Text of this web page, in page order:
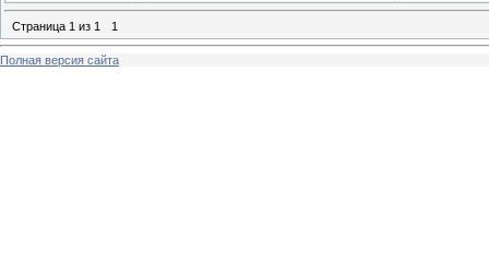
Страница 1 из 1 1
Полная версия сайта